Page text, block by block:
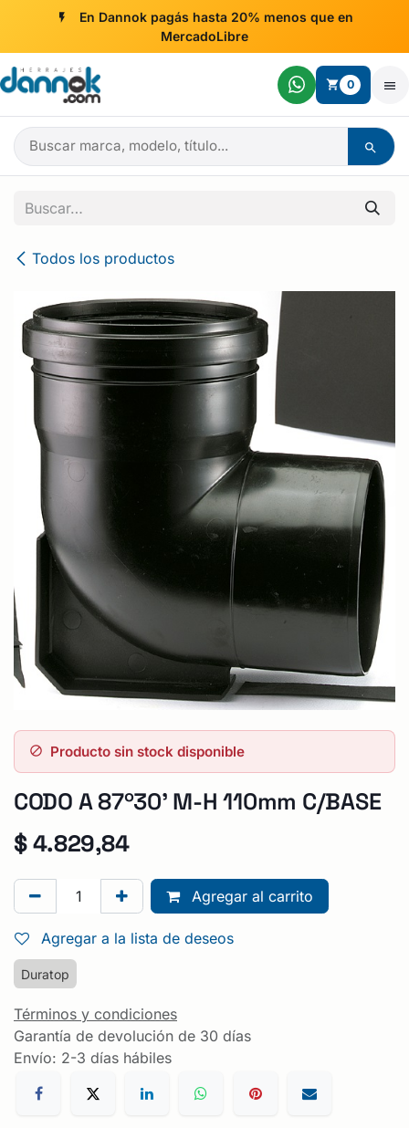
En Dannok pagás hasta 20% menos que en
MercadoLibre
0
Ir al contenido
Todos los productos
Producto sin stock disponible
CODO A 87º30' M-H 110mm C/BASE
$4.829,84
Agregar al carrito
Agregar a la lista de deseos
Duratop
Términos y condiciones
Garantía de devolución de 30 días
Envío: 2-3 días hábiles